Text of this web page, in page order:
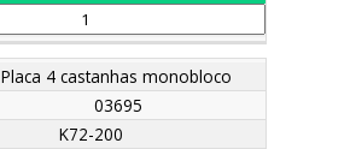
Placa 4 castanhas monobloco
03695
K72-200